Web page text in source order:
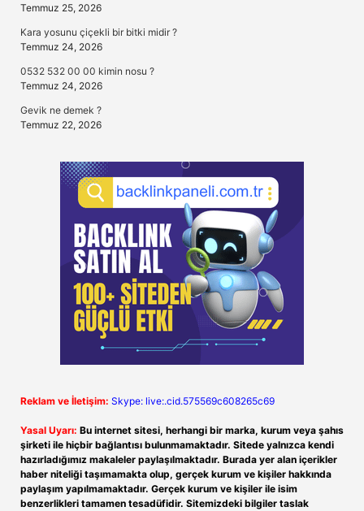
Temmuz 25, 2026
Kara yosunu çiçekli bir bitki midir ?
Temmuz 24, 2026
0532 532 00 00 kimin nosu ?
Temmuz 24, 2026
Gevik ne demek ?
Temmuz 22, 2026
Reklam ve İletişim: Skype: live:.cid.575569c608265c69
Yasal Uyarı: Bu internet sitesi, herhangi bir marka, kurum veya şahıs
şirketi ile hiçbir bağlantısı bulunmamaktadır. Sitede yalnızca kendi
hazırladığımız makaleler paylaşılmaktadır. Burada yer alan içerikler
haber niteliği taşımamakta olup, gerçek kurum ve kişiler hakkında
paylaşım yapılmamaktadır. Gerçek kurum ve kişiler ile isim
benzerlikleri tamamen tesadüfidir. Sitemizdeki bilgiler taslak